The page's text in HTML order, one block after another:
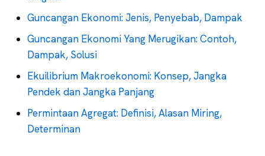
Guncangan Ekonomi: Jenis, Penyebab, Dampak
Guncangan Ekonomi Yang Merugikan: Contoh,
Dampak, Solusi
Ekuilibrium Makroekonomi: Konsep, Jangka
Pendek dan Jangka Panjang
Permintaan Agregat: Definisi, Alasan Miring,
Determinan